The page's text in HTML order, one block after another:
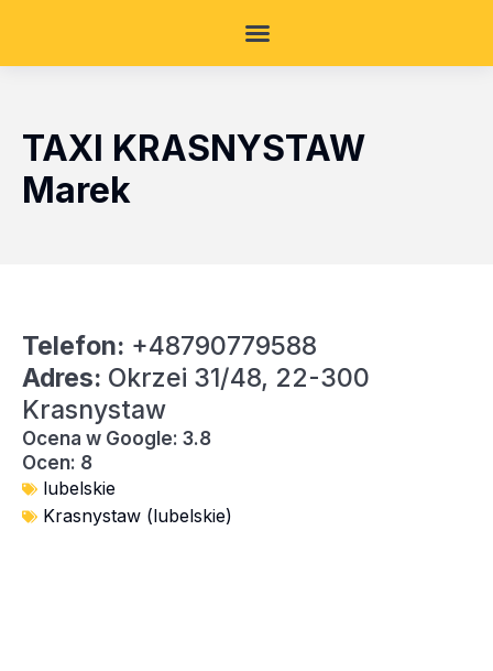
TAXI KRASNYSTAW
Marek
Telefon: +48790779588
Adres: Okrzei 31/48, 22-300
Krasnystaw
Ocena w Google: 3.8
Ocen: 8
lubelskie
Krasnystaw (lubelskie)